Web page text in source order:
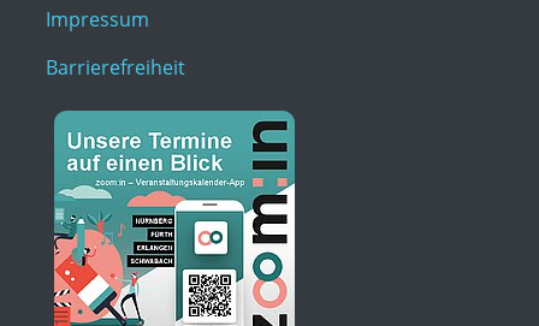
Impressum
Barrierefreiheit